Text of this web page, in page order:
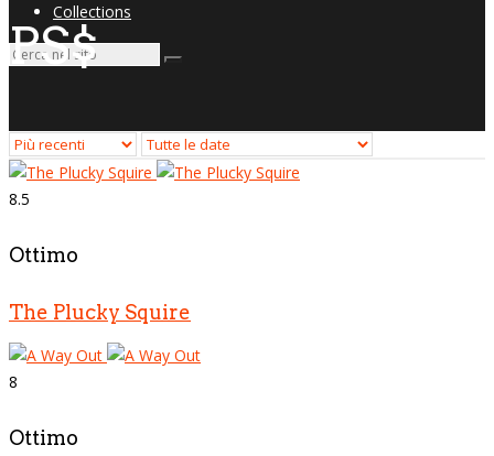
Collections
PS$
8.5
Ottimo
The Plucky Squire
8
Ottimo